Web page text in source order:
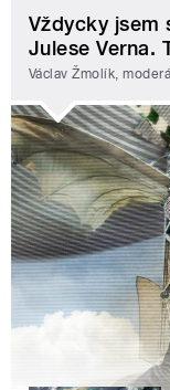
Vždycky jsem
Julese Verna.
Václav Žmolík,